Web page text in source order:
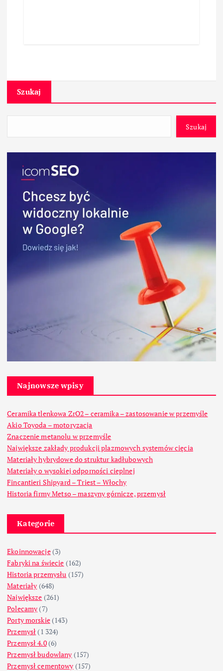
Szukaj
Szukaj
Najnowsze wpisy
Ceramika tlenkowa ZrO2 – ceramika – zastosowanie w przemyśle
Akio Toyoda – motoryzacja
Znaczenie metanolu w przemyśle
Największe zakłady produkcji plazmowych systemów cięcia
Materiały hybrydowe do struktur kadłubowych
Materiały o wysokiej odporności cieplnej
Fincantieri Shipyard – Triest – Włochy
Historia firmy Metso – maszyny górnicze, przemysł
Kategorie
Ekoinnowacje(3)
Fabryki na świecie (162)
Historia przemysłu (157)
Materiały (648)
Największe (261)
Polecamy (7)
Porty morskie(143)
Przemysł (1 324)
Przemysł 4.0(6)
Przemysł budowlany (157)
Przemysł cementowy (157)